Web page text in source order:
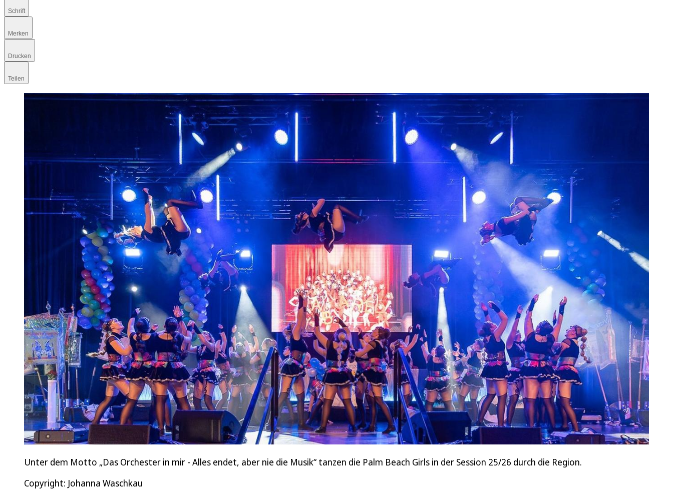
Schrift
Merken
Drucken
Teilen
Unter dem Motto „Das Orchester in mir - Alles endet, aber nie die Musik“ tanzen die Palm Beach Girls in der Session 25/26 durch die Region.
Copyright: Johanna Waschkau